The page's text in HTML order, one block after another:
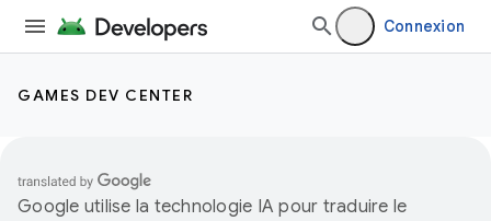
Connexion
GAMES DEV CENTER
Google utilise la technologie IA pour traduire le